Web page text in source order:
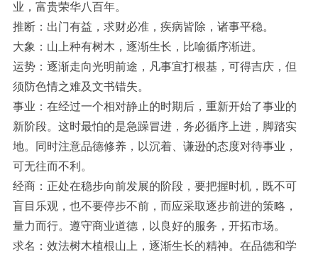
业，富贵荣华八百年。
推断：出门有益，求财必准，疾病皆除，诸事平稳。
大象：山上种有树木，逐渐生长，比喻循序渐进。
运势：逐渐走向光明前途，凡事宜打根基，可得吉庆，但
须防色情之难及文书错失。
事业：在经过一个相对静止的时期后，重新开始了事业的
新阶段。这时最怕的是急躁冒进，务必循序上进，脚踏实
地。同时注意品德修养，以沉着、谦逊的态度对待事业，
可无往而不利。
经商：正处在稳步向前发展的阶段，要把握时机，既不可
盲目乐观，也不要停步不前，而应采取逐步前进的策略，
量力而行。遵守商业道德，以良好的服务，开拓市场。
求名：效法树木植根山上，逐渐生长的精神。在品德和学